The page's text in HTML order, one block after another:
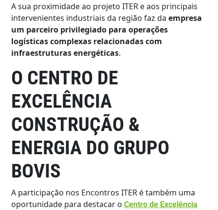
A sua proximidade ao projeto ITER e aos principais
intervenientes industriais da região faz daempresa
um parceiro privilegiado para operações
logísticas complexas relacionadas com
infraestruturas energéticas.
O CENTRO DE
EXCELÊNCIA
CONSTRUÇÃO &
ENERGIA DO GRUPO
BOVIS
A participação nos Encontros ITER é também uma
oportunidade para destacar oCentro de Excelência